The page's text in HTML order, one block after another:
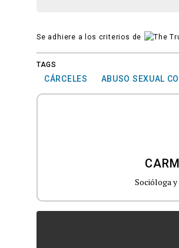
Se adhiere a los criterios de
TAGS
CÁRCELES ABUSO SEXUAL
Socióloga